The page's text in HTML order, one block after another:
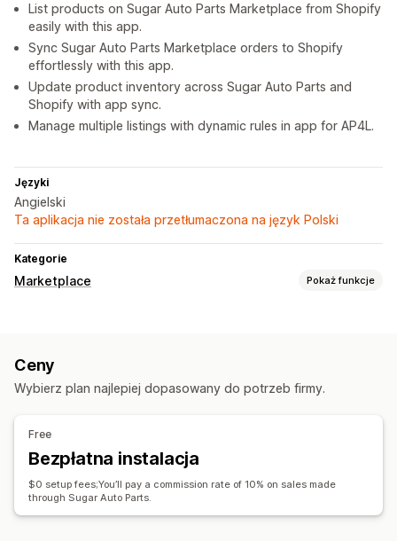
List products on Sugar Auto Parts Marketplace from Shopify
easily with this app.
Sync Sugar Auto Parts Marketplace orders to Shopify
effortlessly with this app.
Update product inventory across Sugar Auto Parts and
Shopify with app sync.
Manage multiple listings with dynamic rules in app for AP4L.
Języki
Angielski
Ta aplikacja nie została przetłumaczona na język Polski
Kategorie
Marketplace Pokaż funkcje
Zarządzanie zamówieniami
Ceny
Wybierz plan najlepiej dopasowany do potrzeb firmy.
Free
Bezpłatna instalacja
$0 setup fees;You’ll pay a commission rate of 10% on sales made
through Sugar Auto Parts.